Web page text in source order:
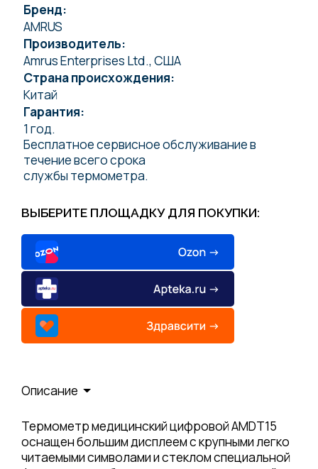
Бренд:
AMRUS
Производитель:
Amrus Enterprises Ltd., США
Страна происхождения:
Китай
Гарантия:
1 год.
Бесплатное сервисное обслуживание в
течение всего срока
службы термометра.
ВЫБЕРИТЕ ПЛОЩАДКУ ДЛЯ ПОКУПКИ:
Описание
Термометр медицинский цифровой AMDT15
оснащен большим дисплеем с крупными легко
читаемыми символами и стеклом специальной